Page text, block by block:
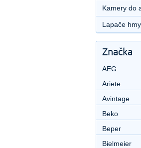
Kamery do
Lapače
Značka
AEG
Ariete
Avintage
Beko
Beper
Bielmeier